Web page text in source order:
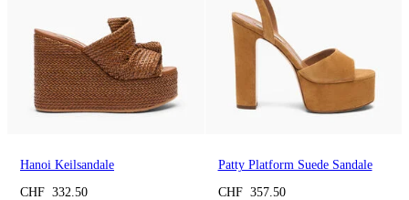
Hanoi Keilsandale
CHF 332.50
Patty Platform Suede Sandale
CHF 357.50